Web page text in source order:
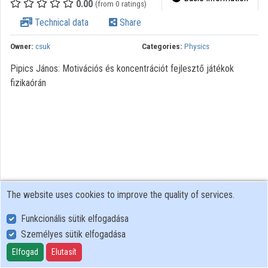
Organizations
Contributors
0.00 (from 0 ratings)
Technical data Share
Owner: csuk Categories: Physics
Pipics János: Motivációs és koncentrációt fejlesztő játékok
fizikaórán
User Policy
Adatkezelési tájékoztató (en)
Cookie Policy
The website uses cookies to improve the quality of services.
Funkcionális sütik elfogadása
Személyes sütik elfogadása
Elfogad Elutasít